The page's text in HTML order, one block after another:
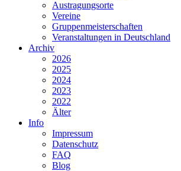
Austragungsorte
Vereine
Gruppenmeisterschaften
Veranstaltungen in Deutschland
Archiv
2026
2025
2024
2023
2022
Älter
Info
Impressum
Datenschutz
FAQ
Blog